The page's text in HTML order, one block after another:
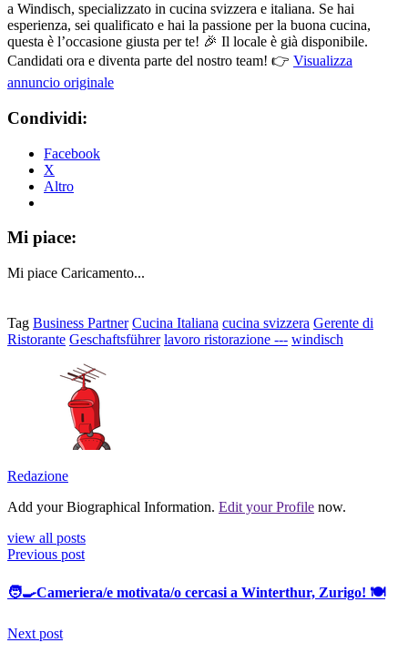
a Windisch, specializzato in cucina svizzera e italiana. Se hai
esperienza, sei qualificato e hai la passione per la buona cucina,
questa è l’occasione giusta per te! 🎉 Il locale è già disponibile.
Candidati ora e diventa parte del nostro team! 👉 Visualizza
annuncio originale
Condividi:
Facebook
X
Altro
Mi piace:
Mi piace Caricamento...
Tag Business Partner Cucina Italiana cucina svizzera Gerente di
Ristorante Geschaftsführer lavoro ristorazione --- windisch
Redazione
Add your Biographical Information. Edit your Profile now.
view all posts
Previous post
🧑‍🍳Cameriera/e motivata/o cercasi a Winterthur, Zurigo! 🍽️
Next post